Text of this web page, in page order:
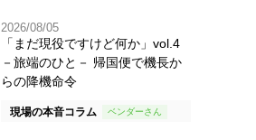
2026/08/05
「まだ現役ですけど何か」vol.4
－旅端のひと－ 帰国便で機長か
らの降機命令
現場の本音コラム